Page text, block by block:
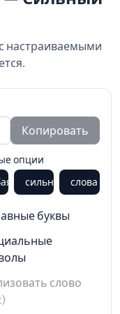
настраиваемыми
Копировать
опции
сильный слова
буквы
слово